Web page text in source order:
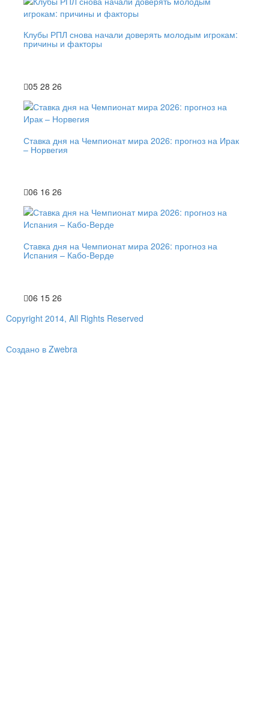
Клубы РПЛ снова начали доверять молодым игрокам:
причины и факторы
05 28 26
Ставка дня на Чемпионат мира 2026: прогноз на Ирак
– Норвегия
06 16 26
Ставка дня на Чемпионат мира 2026: прогноз на
Испания – Кабо-Верде
06 15 26
Copyright 2014, All Rights Reserved
Создано в Zwebra